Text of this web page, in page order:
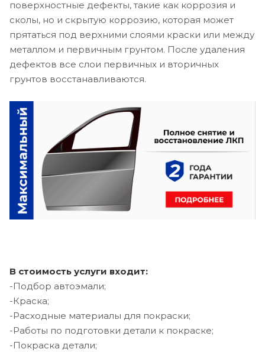
поверхностные дефекты, такие как коррозия и
сколы, но и скрытую коррозию, которая может
прятаться под верхними слоями краски или между
металлом и первичным грунтом. После удаления
дефектов все слои первичных и вторичных
грунтов восстанавливаются.
В стоимость услуги входит:
-Подбор автоэмали;
-Краска;
-Расходные материалы для покраски;
-Работы по подготовки детали к покраске;
-Покраска детали;